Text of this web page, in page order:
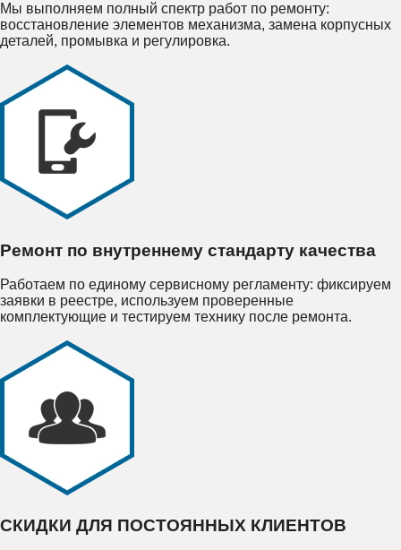
Мы выполняем полный спектр работ по ремонту:
восстановление элементов механизма, замена корпусных
деталей, промывка и регулировка.
Ремонт по внутреннему стандарту качества
Работаем по единому сервисному регламенту: фиксируем
заявки в реестре, используем проверенные
комплектующие и тестируем технику после ремонта.
СКИДКИ ДЛЯ ПОСТОЯННЫХ КЛИЕНТОВ